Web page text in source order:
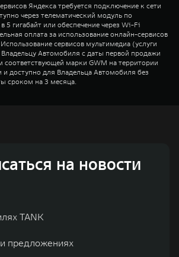
Яндекса требуется подключение к сети
через телематический модуль по
5 гигабайт или обеспечение через Wi-Fi
оплата за использование онлайн-сервисов
сервисов мультимедиа (услуги
Владельцу Автомобиля с даты первой продажи
марки GWM на территории
доступно для Владельца Автомобиля без
сроком на 3 месяца.
на новости
TANK
предложениях